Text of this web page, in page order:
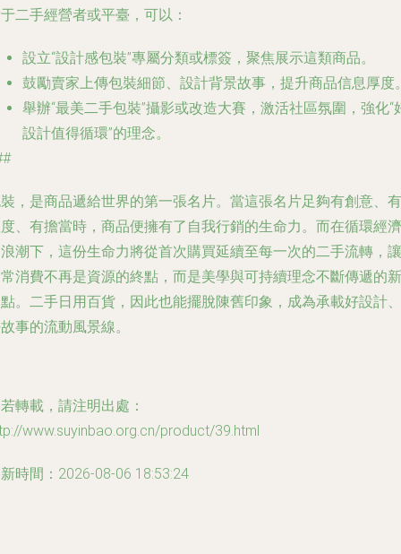
二手經營者或平臺 ，可以：
設立“設計感包裝”專屬分類或標簽，聚焦展示這類商品。
鼓勵賣家上傳包裝細節、設計背景故事，提升商品信息厚度
舉辦“最美二手包裝”攝影或改造大賽，激活社區氛圍，強化“
設計值得循環”的理念。
，是商品遞給世界的第一張名片。當這張名片足夠有創意、有
、有擔當時，商品便擁有了自我行銷的生命力。而在循環經濟
潮下，這份生命力將從首次購買延續至每一次的二手流轉，讓
消費不再是資源的終點，而是美學與可持續理念不斷傳遞的新
。二手日用百貨，因此也能擺脫陳舊印象，成為承載好設計、
事的流動風景線。
轉載，請注明出處：
www.suyinbao.org.cn/product/39.html
時間：2026-08-06 18:53:24